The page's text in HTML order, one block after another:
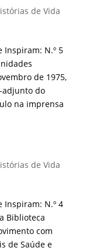
de Vida
Inspiram: N.º 5
de 1975,
adjunto do
na imprensa
de Vida
Inspiram: N.º 4
Biblioteca
com
de Saúde e